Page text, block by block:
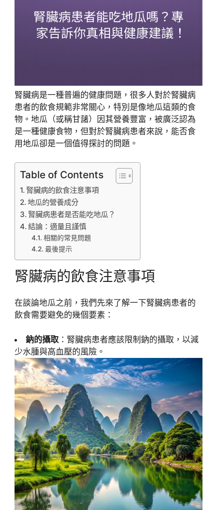
腎臟病是一種普遍的健康問題，很多人對於腎臟病
患者的飲食規範非常關心，特別是像地瓜這類的食
物。地瓜（或稱甘藷）因其營養豐富，被廣泛認為
是一種健康食物，但對於腎臟病患者來說，能否食
用地瓜卻是一個值得探討的問題。
Table of Contents
腎臟病的飲食注意事項
地瓜的營養成分
腎臟病患者是否能吃地瓜？
結論：適量且謹慎
相關的常見問題
最後提示
腎臟病的飲食注意事項
在談論地瓜之前，我們先來了解一下腎臟病患者的
飲食需要避免的幾個要素：
鈉的攝取 ：腎臟病患者應該限制鈉的攝取，以減
少水腫與高血壓的風險。